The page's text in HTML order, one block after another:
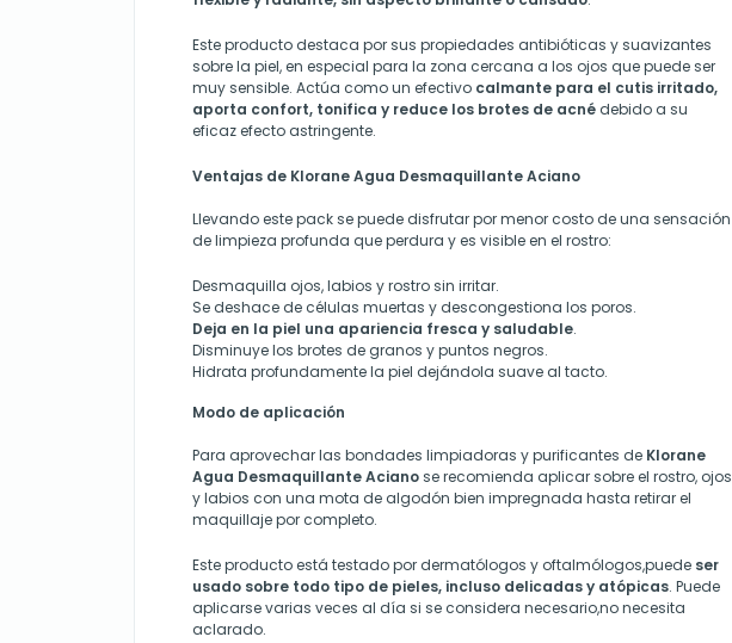
Este producto destaca por sus propiedades antibióticas y suavizantes
sobre la piel, en especial para la zona cercana a los ojos que puede ser
muy sensible. Actúa como un efectivo calmante para el cutis irritado,
aporta confort, tonifica y reduce los brotes de acné debido a su
eficaz efecto astringente.
Ventajas de Klorane Agua Desmaquillante Aciano
Llevando este pack se puede disfrutar por menor costo de una sensación
de limpieza profunda que perdura y es visible en el rostro:
Desmaquilla ojos, labios y rostro sin irritar.
Se deshace de células muertas y descongestiona los poros.
Deja en la piel una apariencia fresca y saludable.
Disminuye los brotes de granos y puntos negros.
Hidrata profundamente la piel dejándola suave al tacto.
Modo de aplicación
Para aprovechar las bondades limpiadoras y purificantes de Klorane
Agua Desmaquillante Acianose recomienda aplicar sobre el rostro, ojos
y labios con una mota de algodón bien impregnada hasta retirar el
maquillaje por completo.
Este producto está testado por dermatólogos y oftalmólogos,puede ser
usado sobre todo tipo de pieles, incluso delicadas y atópicas. Puede
aplicarse varias veces al día si se considera necesario,no necesita
aclarado.